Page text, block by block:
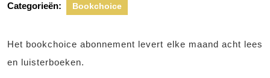
Categorieën: Bookchoice
Het bookchoice abonnement levert elke maand acht lees
en luisterboeken.